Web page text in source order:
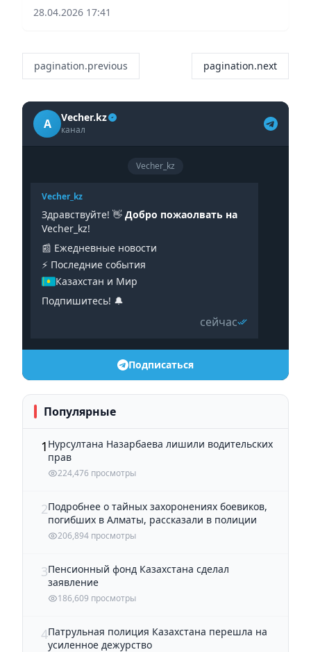
28.04.2026 17:41
pagination.previous pagination.next
A Vecher.kz
канал
Vecher_kz
Vecher_kz
Здравствуйте! 👋 Добро пожаолвать на
Vecher_kz!
📰 Ежедневные новости
⚡️ Последние события
Казахстан и Мир
Подпишитесь! 🔔
сейчас
Подписаться
Популярные
1 Нурсултана Назарбаева лишили водительских
прав
224,476 просмотры
2Подробнее о тайных захоронениях боевиков,
погибших в Алматы, рассказали в полиции
206,894 просмотры
3Пенсионный фонд Казахстана сделал
заявление
186,609 просмотры
4Патрульная полиция Казахстана перешла на
усиленное дежурство